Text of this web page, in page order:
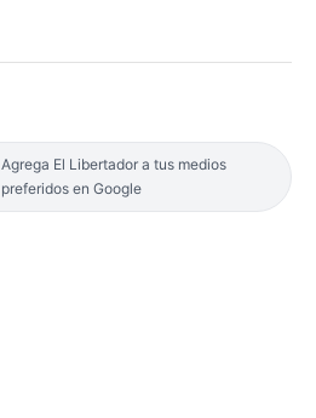
Agrega El Libertador a tus medios
preferidos en Google